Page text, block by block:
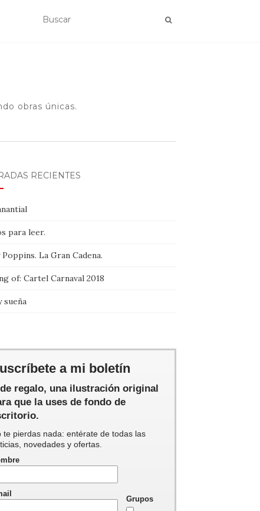
obras únicas.
RECIENTES
para leer.
La Gran Cadena.
of: Cartel Carnaval 2018
sueña
a mi boletín
regalo, una ilustración original
que la uses de fondo de
te pierdas nada: entérate de todas las
novedades y ofertas.
Grupos